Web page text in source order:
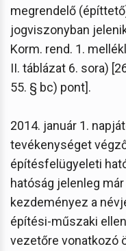
megrendelő
jogviszonyban
Korm. rend. 1.
II. táblázat 6. sora)
55. § bc) pont].
2014. január 1.
tevékenységet
építésfelügyeleti
hatóság jelenleg
kezdeményez a
építési-műszaki
vezetőre vonatkozó